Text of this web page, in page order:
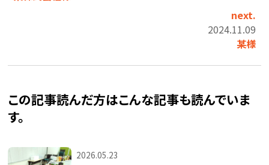
next.
2024.11.09
某様
この記事読んだ方はこんな記事も読んでいま
す。
2026.05.23